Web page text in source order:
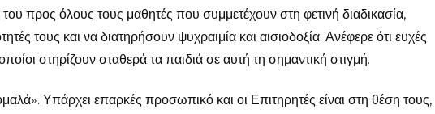
του προς όλους τους μαθητές που συμμετέχουν στη φετινή διαδικασία,
τους και να διατηρήσουν ψυχραιμία και αισιοδοξία. Ανέφερε ότι ευχές
στηρίζουν σταθερά τα παιδιά σε αυτή τη σημαντική στιγμή.
Υπάρχει επαρκές προσωπικό και οι Επιτηρητές είναι στη θέση τους,